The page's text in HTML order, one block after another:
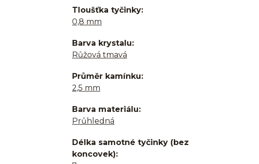
Tloušťka tyčinky
0,8 mm
Barva krystalu
Růžová tmavá
Průměr kamínku
2,5 mm
Barva materiálu
Průhledná
Délka samotné tyčinky (bez
koncovek)